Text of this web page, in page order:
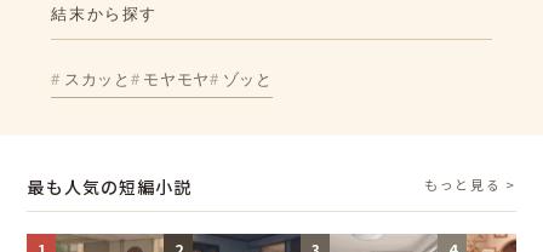
結末から探す
スカッと モヤモヤ ゾッと
最も人気の短編小説 もっと見る >